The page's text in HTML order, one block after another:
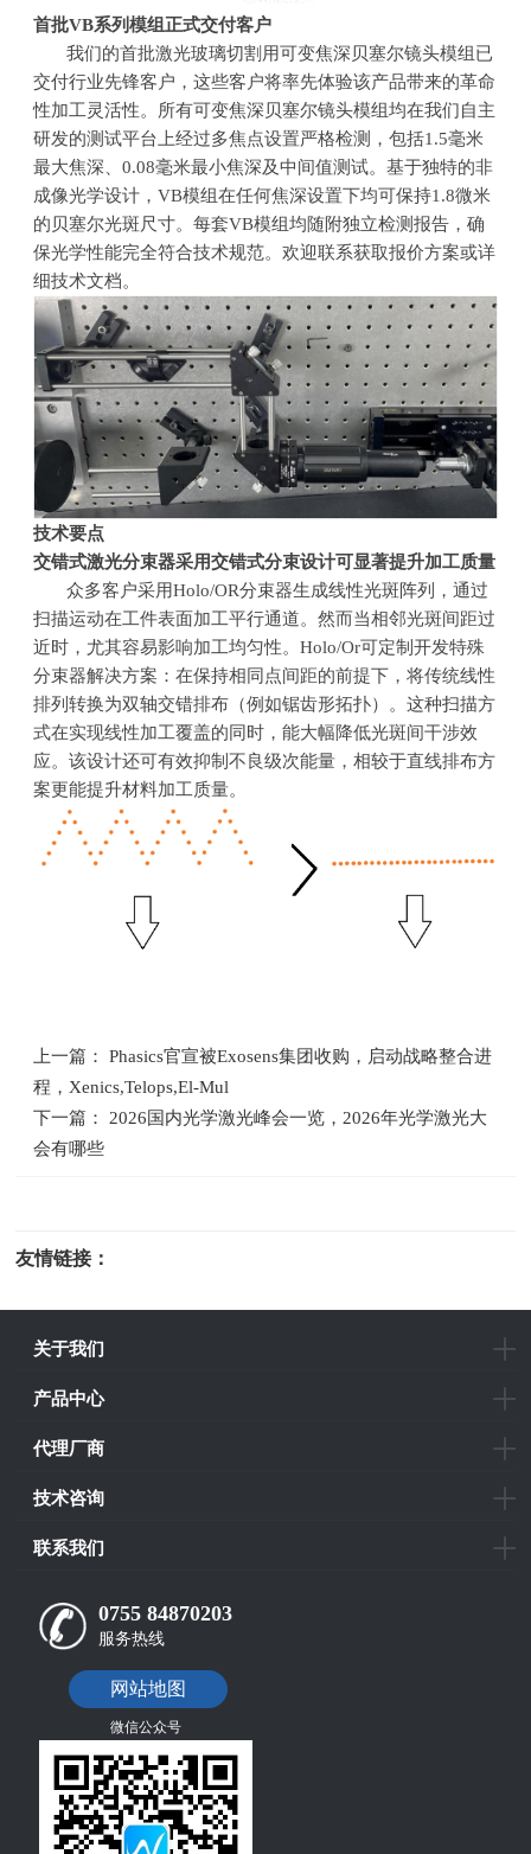
首批VB系列模组正式交付客户
我们的首批激光玻璃切割用可变焦深贝塞尔镜头模组已
交付行业先锋客户，这些客户将率先体验该产品带来的革命
性加工灵活性。所有可变焦深贝塞尔镜头模组均在我们自主
研发的测试平台上经过多焦点设置严格检测，包括1.5毫米
最大焦深、0.08毫米最小焦深及中间值测试。基于独特的非
成像光学设计，VB模组在任何焦深设置下均可保持1.8微米
的贝塞尔光斑尺寸。每套VB模组均随附独立检测报告，确
保光学性能完全符合技术规范。欢迎联系获取报价方案或详
细技术文档。
技术要点
交错式激光分束器采用交错式分束设计可显著提升加工质量
众多客户采用Holo/OR分束器生成线性光斑阵列，通过
扫描运动在工件表面加工平行通道。然而当相邻光斑间距过
近时，尤其容易影响加工均匀性。Holo/Or可定制开发特殊
分束器解决方案：在保持相同点间距的前提下，将传统线性
排列转换为双轴交错排布（例如锯齿形拓扑）。这种扫描方
式在实现线性加工覆盖的同时，能大幅降低光斑间干涉效
应。该设计还可有效抑制不良级次能量，相较于直线排布方
案更能提升材料加工质量。
上一篇： Phasics官宣被Exosens集团收购，启动战略整合进
程，Xenics,Telops,El-Mul
下一篇： 2026国内光学激光峰会一览，2026年光学激光大
会有哪些
友情链接：
关于我们
产品中心
代理厂商
技术咨询
联系我们
0755 84870203
服务热线
网站地图
微信公众号